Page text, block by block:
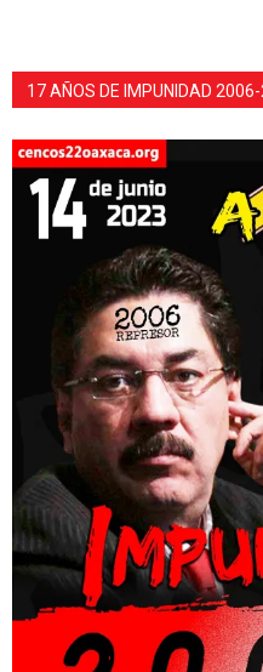
17 AÑOS DE IMPUNIDAD